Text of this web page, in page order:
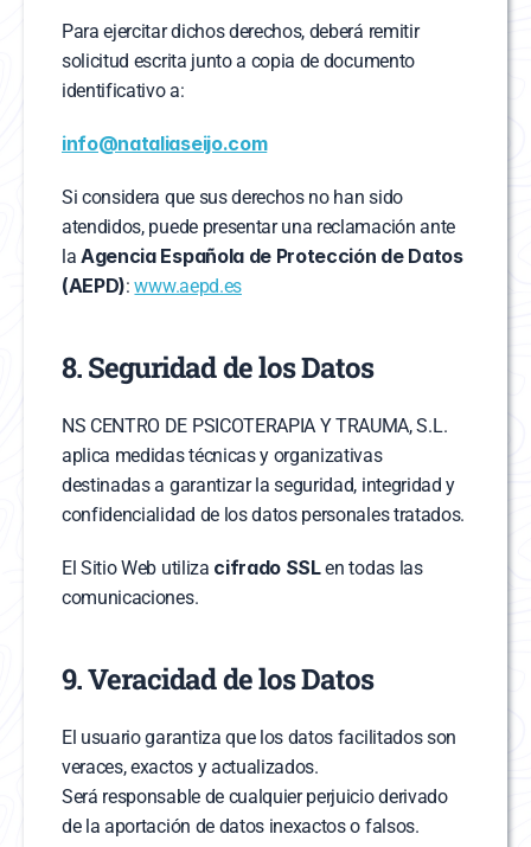
Para ejercitar dichos derechos, deberá remitir
solicitud escrita junto a copia de documento
identificativo a:
info@nataliaseijo.com
Si considera que sus derechos no han sido
atendidos, puede presentar una reclamación ante
la Agencia Española de Protección de Datos
(AEPD): www.aepd.es
8. Seguridad de los Datos
NS CENTRO DE PSICOTERAPIA Y TRAUMA, S.L.
aplica medidas técnicas y organizativas
destinadas a garantizar la seguridad, integridad y
confidencialidad de los datos personales tratados.
El Sitio Web utiliza cifrado SSL en todas las
comunicaciones.
9. Veracidad de los Datos
El usuario garantiza que los datos facilitados son
veraces, exactos y actualizados.
Será responsable de cualquier perjuicio derivado
de la aportación de datos inexactos o falsos.